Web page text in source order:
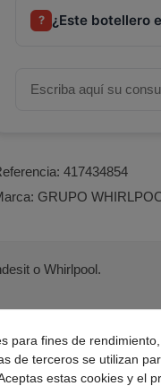
? ¿Este botellero
417434854
GRUPO
o Whirlpool.
para fines de
de terceros se utilizan
estas cookies y el